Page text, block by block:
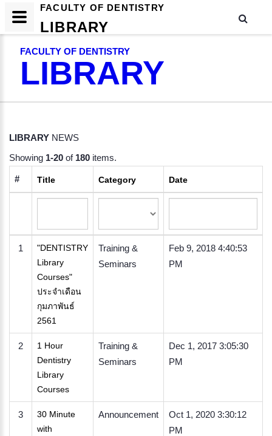
FACULTY OF DENTISTRY
LIBRARY
LIBRARY NEWS
Showing 1-20 of 180 items.
# Title Category Date
1
"DENTISTRY
Library
Courses"
ประจำเดือน
กุมภาพันธ์
2561
Training &
Seminars
Feb 9, 2018 4:40:53
PM
2
1 Hour
Dentistry
Library
Courses
Training &
Seminars
Dec 1, 2017 3:05:30
PM
3
30 Minute
with
Announcement
Oct 1, 2020 3:30:12
PM
FACULTY OF DENTISTRY
LIBRARY